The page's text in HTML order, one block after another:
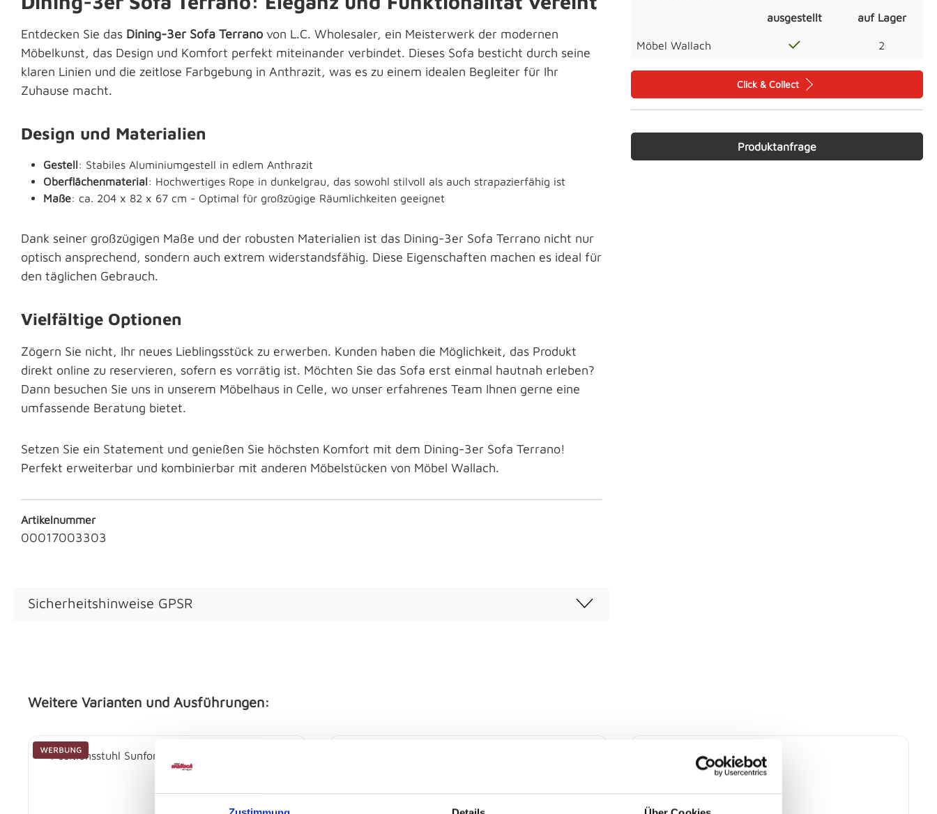
ausgestellt auf Lager
Möbel Wallach 2
Click & Collect
Produktanfrage
Entdecken Sie das Dining-3er Sofa Terrano von L.C. Wholesaler, ein Meisterwerk der modernen
Möbelkunst, das Design und Komfort perfekt miteinander verbindet. Dieses Sofa besticht durch seine
klaren Linien und die zeitlose Farbgebung in Anthrazit, was es zu einem idealen Begleiter für Ihr
Zuhause macht.
Design und Materialien
Gestell: Stabiles Aluminiumgestell in edlem Anthrazit
Oberflächenmaterial: Hochwertiges Rope in dunkelgrau, das sowohl stilvoll als auch strapazierfähig ist
Maße: ca. 204 x 82 x 67 cm - Optimal für großzügige Räumlichkeiten geeignet
Dank seiner großzügigen Maße und der robusten Materialien ist das Dining-3er Sofa Terrano nicht nur
optisch ansprechend, sondern auch extrem widerstandsfähig. Diese Eigenschaften machen es ideal für
den täglichen Gebrauch.
Vielfältige Optionen
Zögern Sie nicht, Ihr neues Lieblingsstück zu erwerben. Kunden haben die Möglichkeit, das Produkt
direkt online zu reservieren, sofern es vorrätig ist. Möchten Sie das Sofa erst einmal hautnah erleben?
Dann besuchen Sie uns in unserem Möbelhaus in Celle, wo unser erfahrenes Team Ihnen gerne eine
umfassende Beratung bietet.
Setzen Sie ein Statement und genießen Sie höchsten Komfort mit dem Dining-3er Sofa Terrano!
Perfekt erweiterbar und kombinierbar mit anderen Möbelstücken von Möbel Wallach.
Artikelnummer
00017003303
Sicherheitshinweise GPSR
Weitere Varianten und Ausführungen:
Produktgalerie überspringen